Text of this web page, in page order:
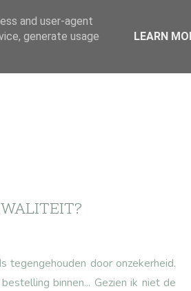
tegengehouden door onzekerheid.
binnen... Gezien ik niet de
and user-agent
generate usage
LEARN